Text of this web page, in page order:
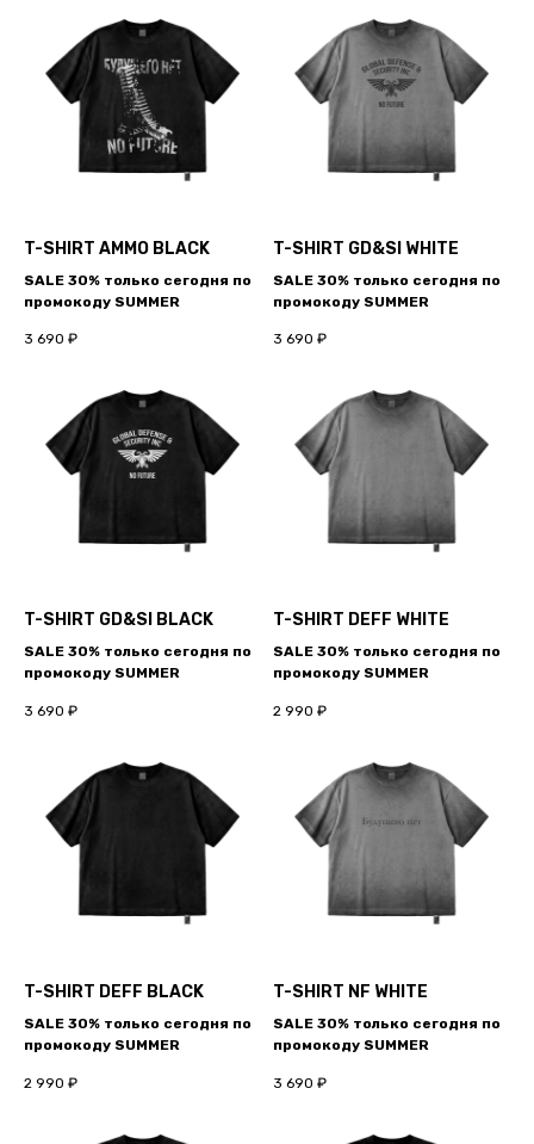
T-SHIRT AMMO BLACK
SALE 30% только сегодня по
промокоду SUMMER
3 690 ₽
T-SHIRT GD&SI WHITE
SALE 30% только сегодня по
промокоду SUMMER
3 690 ₽
T-SHIRT GD&SI BLACK
SALE 30% только сегодня по
промокоду SUMMER
3 690 ₽
T-SHIRT DEFF WHITE
SALE 30% только сегодня по
промокоду SUMMER
2 990 ₽
T-SHIRT DEFF BLACK
SALE 30% только сегодня по
промокоду SUMMER
2 990 ₽
T-SHIRT NF WHITE
SALE 30% только сегодня по
промокоду SUMMER
3 690 ₽